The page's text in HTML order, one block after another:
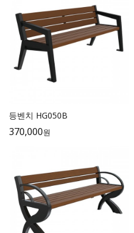
등벤치 HG050B
370,000원